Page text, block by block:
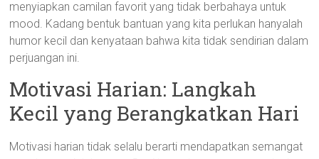
menyiapkan camilan favorit yang tidak berbahaya untuk
mood. Kadang bentuk bantuan yang kita perlukan hanyalah
humor kecil dan kenyataan bahwa kita tidak sendirian dalam
perjuangan ini.
Motivasi Harian: Langkah
Kecil yang Berangkatkan Hari
Motivasi harian tidak selalu berarti mendapatkan semangat